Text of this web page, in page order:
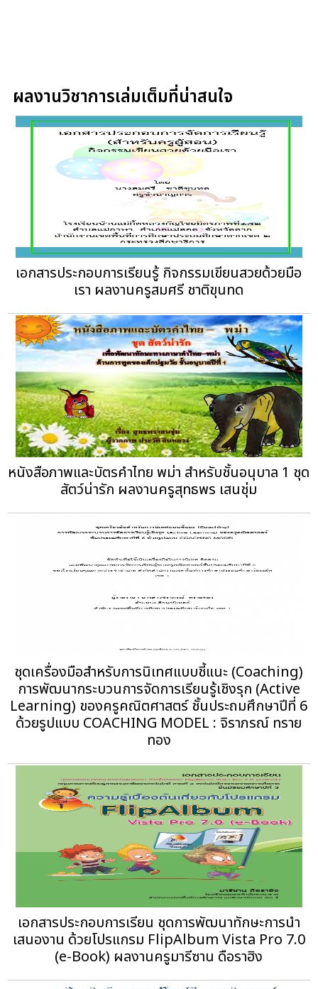
ผลงานวิชาการเล่มเต็มที่น่าสนใจ
เอกสารประกอบการเรียนรู้ กิจกรรมเขียนสวยด้วยมือ
เรา ผลงานครูสมศรี ชาติขุนทด
หนังสือภาพและบัตรคําไทย พม่า สำหรับชั้นอนุบาล 1 ชุด
สัตว์น่ารัก ผลงานครูสุทธพร เสนชุ่ม
ชุดเครื่องมือสําหรับการนิเทศแบบชี้แนะ (Coaching)
การพัฒนากระบวนการจัดการเรียนรู้เชิงรุก (Active
Learning) ของครูคณิตศาสตร์ ชั้นประถมศึกษาปีที่ 6
ด้วยรูปแบบ COACHING MODEL : จิราภรณ์ ทราย
ทอง
เอกสารประกอบการเรียน ชุดการพัฒนาทักษะการนำ
เสนองาน ด้วยโปรแกรม FlipAlbum Vista Pro 7.0
(e-Book) ผลงานครูมารีซาน ดือราฮิง